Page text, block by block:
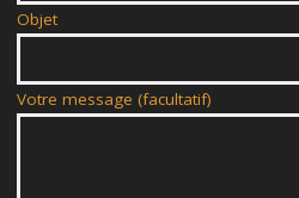
Objet
Votre message (facultatif)